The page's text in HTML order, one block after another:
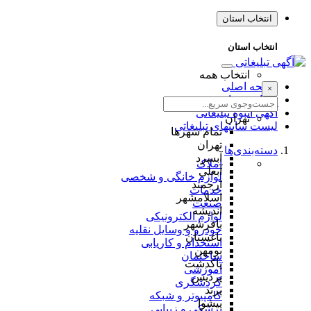
انتخاب استان
انتخاب استان
انتخاب همه
×
تهران
تمام شهر‌ها
تهران
آبسرد
آبعلی
ارجمند
اسلامشهر
اندیشه
باقرشهر
باغستان
بومهن
پاکدشت
پردیس
پرند
پیشوا
صفحه اصلی
طراحی سایت
آگهی انبوه تبلیغاتی
لیست سایتهای تبلیغاتی
دسته‌بندی‌ها
املاک
لوازم خانگی و شخصی
خدمات
صنعت
لوازم الکترونیکی
خودرو و وسایل نقلیه
استخدام و کاریابی
ساختمان
آموزشی
گردشگری
کامپیوتر و شبکه
پزشکی و زیبایی